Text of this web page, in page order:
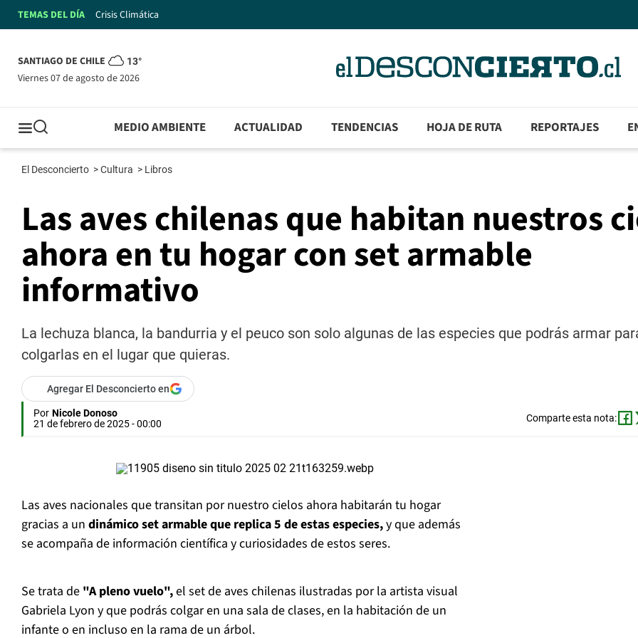
TEMAS DEL DÍA Crisis Climática
SANTIAGO DE CHILE 13°
viernes 07 de agosto de 2026
MEDIO AMBIENTE ACTUALIDAD TENDENCIAS HOJA DE RUTA REPORTAJES
El Desconcierto >Cultura > Libros
Las aves chilenas que habitan nuestros
ahora en tu hogar con set armable
informativo
La lechuza blanca, la bandurria y el peuco son solo algunas de las especies que podrás armar
colgarlas en el lugar que quieras.
Agregar El Desconcierto en
Por Nicole Donoso
21 de febrero de 2025 - 00:00
Comparte esta nota:
Las aves nacionales que transitan por nuestro cielos ahora habitarán tu hogar
gracias a un dinámico set armable que replica 5 de estas especies,y que además
se acompaña de información científica y curiosidades de estos seres.
Se trata de "A pleno vuelo",el set de aves chilenas ilustradas por la artista visual
Gabriela Lyon y que podrás colgar en una sala de clases, en la habitación de un
infante o en incluso en la rama de un árbol.